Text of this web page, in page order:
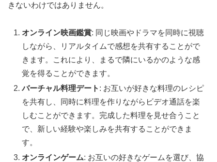
きないわけではありません。
オンライン映画鑑賞: 同じ映画やドラマを同時に視聴
しながら、リアルタイムで感想を共有することがで
きます。これにより、まるで隣にいるかのような感
覚を得ることができます。
バーチャル料理デート : お互いが好きな料理のレシピ
を共有し、同時に料理を作りながらビデオ通話を楽
しむことができます。完成した料理を見せ合うこと
で、新しい経験や楽しみを共有することができま
す。
オンラインゲーム: お互いの好きなゲームを選び、協